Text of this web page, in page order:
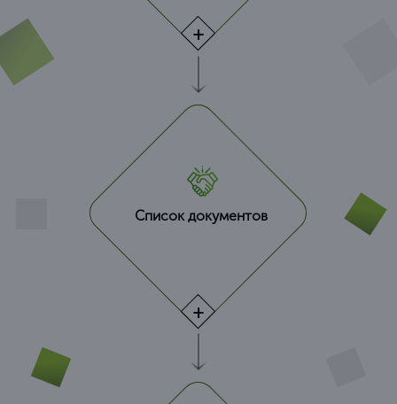
Список документов